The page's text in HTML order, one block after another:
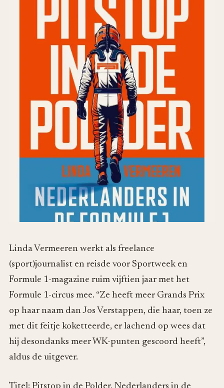
Linda Vermeeren werkt als freelance
(sport)journalist en reisde voor Sportweek en
Formule 1-magazine ruim vijftien jaar met het
Formule 1-circus mee. “Ze heeft meer Grands Prix
op haar naam dan Jos Verstappen, die haar, toen ze
met dit feitje koketteerde, er lachend op wees dat
hij desondanks meer WK-punten gescoord heeft”,
aldus de uitgever.
Titel: Pitstop in de Polder, Nederlanders in de